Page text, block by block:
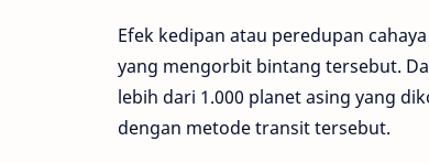
Efek kedipan atau peredupan
yang mengorbit bintang tersebut.
lebih dari 1.000 planet asing yang
dengan metode transit tersebut.